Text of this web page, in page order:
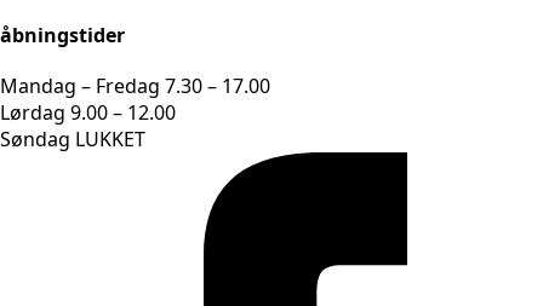
åbningstider
Mandag – Fredag 7.30 – 17.00
Lørdag 9.00 – 12.00
Søndag LUKKET